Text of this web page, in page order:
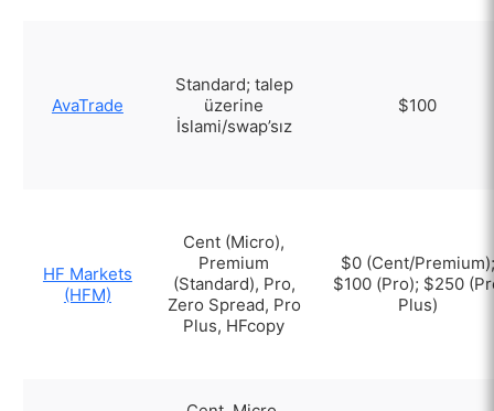
AvaTrade
Standard; talep
üzerine
İslami/swap’sız
$100
HF Markets
(HFM)
Cent (Micro),
Premium
(Standard), Pro,
Zero Spread, Pro
Plus, HFcopy
$0 (Cent/Premium);
$100 (Pro); $250
Plus)